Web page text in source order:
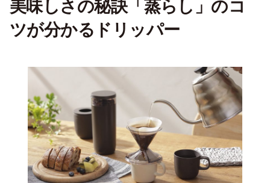
美味しさの秘訣「蒸らし」のコ
ツが分かるドリッパー